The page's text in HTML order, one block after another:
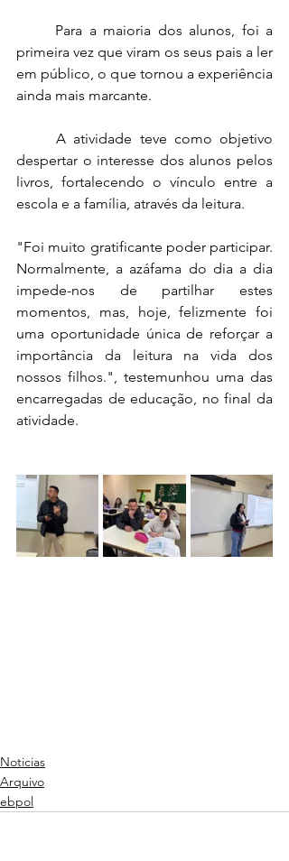
primeira vez que viram os seus pais a ler
em público, o que tornou a experiência
ainda mais marcante.
	A atividade teve como objetivo
despertar o interesse dos alunos pelos
livros, fortalecendo o vínculo entre a
escola e a família, através da leitura.
"Foi muito gratificante poder participar.
Normalmente, a azáfama do dia a dia
impede-nos de partilhar estes
momentos, mas, hoje, felizmente foi
uma oportunidade única de reforçar a
importância da leitura na vida dos
nossos filhos.", testemunhou uma das
encarregadas de educação, no final da
atividade.
Noticias
Arquivo
ebpol